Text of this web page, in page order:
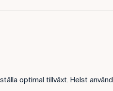
optimal tillväxt. Helst